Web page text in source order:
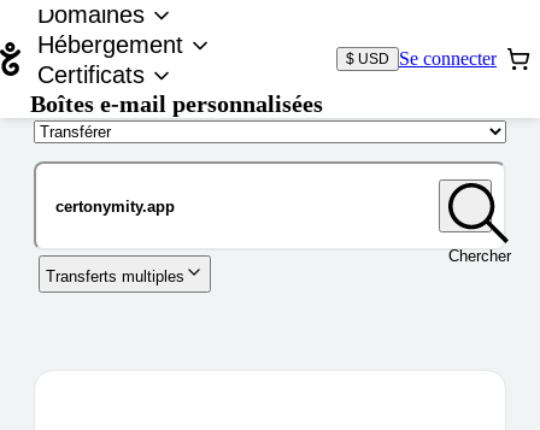
Domaines
Hébergement
Certificats
Boîtes e-mail personnalisées
$ USD Se connecter
Chercher
Transferts multiples